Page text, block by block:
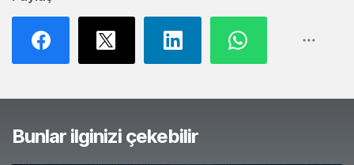
Bunlar ilginizi çekebilir